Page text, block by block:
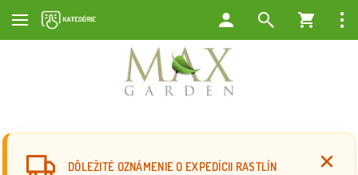
DÔLEŽITÉ OZNÁMENIE O EXPEDÍCII RASTLÍN